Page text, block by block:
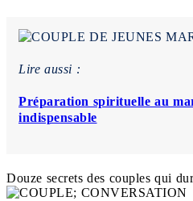
Lire aussi :
Préparation spirituelle au
indispensable
Douze secrets des couples qui